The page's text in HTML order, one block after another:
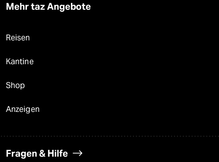
Mehr taz Angebote
Reisen
Kantine
Shop
Anzeigen
Fragen & Hilfe